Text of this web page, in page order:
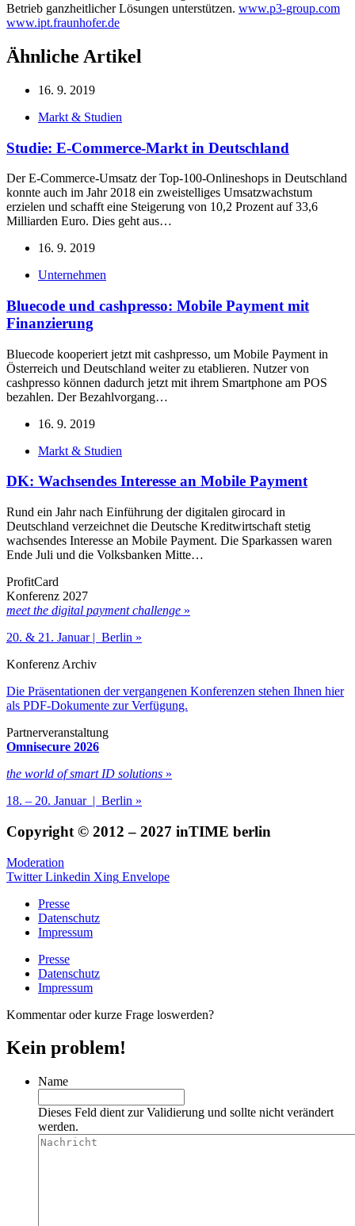
Betrieb ganzheitlicher Lösungen unterstützen. www.p3-group.com
www.ipt.fraunhofer.de
Ähnliche Artikel
16. 9. 2019
Markt & Studien
Studie: E-Commerce-Markt in Deutschland
Der E-Commerce-Umsatz der Top-100-Onlineshops in Deutschland
konnte auch im Jahr 2018 ein zweistelliges Umsatzwachstum
erzielen und schafft eine Steigerung von 10,2 Prozent auf 33,6
Milliarden Euro. Dies geht aus…
16. 9. 2019
Unternehmen
Bluecode und cashpresso: Mobile Payment mit
Finanzierung
Bluecode kooperiert jetzt mit cashpresso, um Mobile Payment in
Österreich und Deutschland weiter zu etablieren. Nutzer von
cashpresso können dadurch jetzt mit ihrem Smartphone am POS
bezahlen. Der Bezahlvorgang…
16. 9. 2019
Markt & Studien
DK: Wachsendes Interesse an Mobile Payment
Rund ein Jahr nach Einführung der digitalen girocard in
Deutschland verzeichnet die Deutsche Kreditwirtschaft stetig
wachsendes Interesse an Mobile Payment. Die Sparkassen waren
Ende Juli und die Volksbanken Mitte…
ProfitCard
Konferenz 2027
meet the digital payment challenge »
20. & 21. Januar | Berlin »
Konferenz Archiv
Die Präsentationen der vergangenen Konferenzen stehen Ihnen hier
als PDF-Dokumente zur Verfügung.
Partnerveranstaltung
Omnisecure 2026
the world of smart ID solutions »
18. – 20. Januar | Berlin »
Copyright © 2012 – 2027 inTIME berlin
Moderation
Twitter Linkedin Xing Envelope
Presse
Datenschutz
Impressum
Presse
Datenschutz
Impressum
Kommentar oder kurze Frage loswerden?
Kein problem!
Name
Dieses Feld dient zur Validierung und sollte nicht verändert
werden.
Nachricht